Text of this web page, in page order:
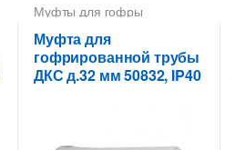
Муфты для гофры
Муфта для
гофрированной трубы
ДКС д.32 мм 50832, IP40